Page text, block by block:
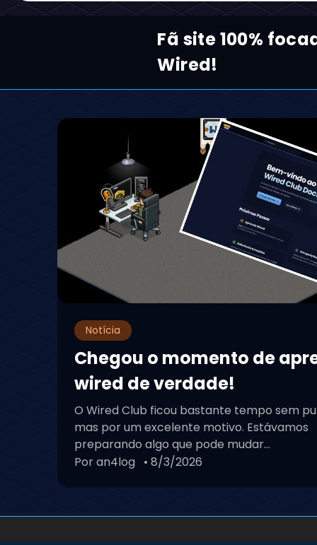
Fã site 100%
Wired!
Notícia
Chegou o momento de
wired de verdade!
O Wired Club ficou bastante tempo sem
mas por um excelente motivo. Estávamos
preparando algo que pode mudar...
Por an4log • 8/3/2026